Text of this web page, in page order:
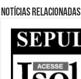
Notícias relacionadas